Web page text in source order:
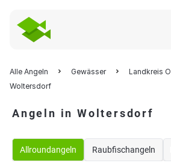
Alle Angeln Gewässer
Landkreis
Woltersdorf
Angeln in Woltersdorf
Allroundangeln Raubfischangeln